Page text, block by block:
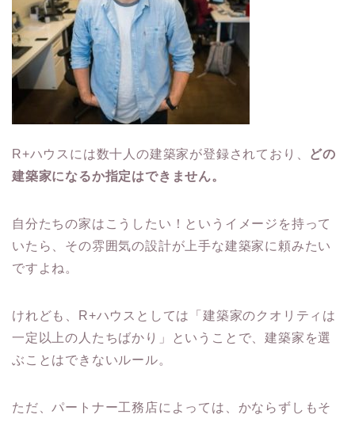
R+ハウスには数十人の建築家が登録されており、 どの
建築家になるか指定はできません。
自分たちの家はこうしたい！というイメージを持って
いたら、その雰囲気の設計が上手な建築家に頼みたい
ですよね。
けれども、R+ハウスとしては「建築家のクオリティは
一定以上の人たちばかり」ということで、建築家を選
ぶことはできないルール。
ただ、パートナー工務店によっては、かならずしもそ